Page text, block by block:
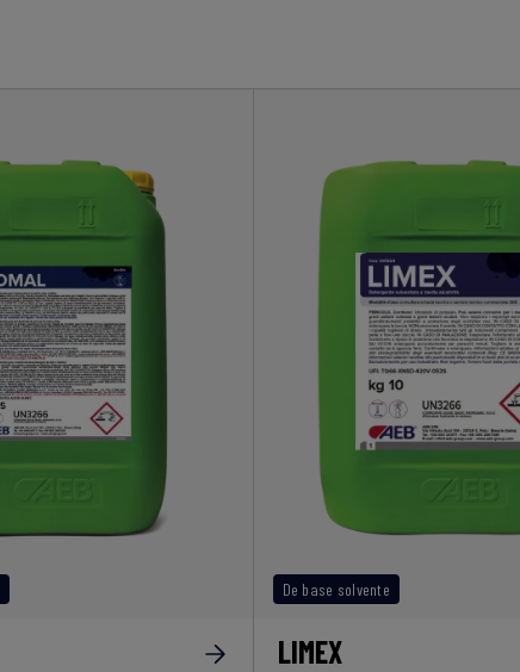
De base solvente
LIMEX